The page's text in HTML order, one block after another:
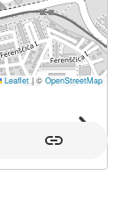
Leaflet |© OpenStreetMap